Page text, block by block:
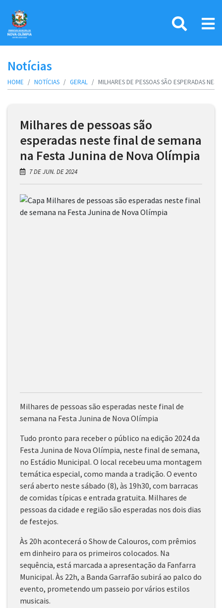
Notícias
HOME NOTÍCIAS GERAL MILHARES DE PESSOAS SÃO ESPERADAS
Milhares de pessoas são
esperadas neste final de semana
na Festa Junina de Nova Olímpia
7 DE JUN. DE 2024
Milhares de pessoas são esperadas neste final de
semana na Festa Junina de Nova Olímpia
Tudo pronto para receber o público na edição 2024 da
Festa Junina de Nova Olímpia, neste final de semana,
no Estádio Municipal. O local recebeu uma montagem
temática especial, como manda a tradição. O evento
será aberto neste sábado (8), às 19h30, com barracas
de comidas típicas e entrada gratuita. Milhares de
pessoas da cidade e região são esperadas nos dois dias
de festejos.
Às 20h acontecerá o Show de Calouros, com prêmios
em dinheiro para os primeiros colocados. Na
sequência, está marcada a apresentação da Fanfarra
Municipal. Às 22h, a Banda Garrafão subirá ao palco do
evento, prometendo um passeio por vários estilos
musicais.